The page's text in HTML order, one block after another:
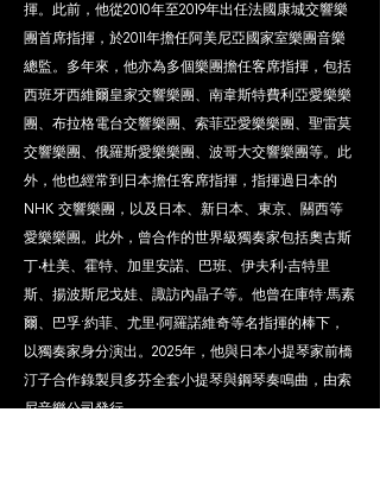
揮。此前，他從2010年至2019年出任法國康城交響樂
團首席指揮，於2011年擔任阿美尼亞國家室樂團音樂
總監。多年來，他亦為多個樂團擔任客席指揮，包括
西班牙西維爾皇家交響樂團、南韋斯特費利亞愛樂樂
團、布拉格電台交響樂團、索菲亞愛樂樂團、聖雷莫
交響樂團、俄羅斯愛樂樂團、波哥大交響樂團等。此
外，他也經常到日本擔任客席指揮，指揮過日本的
NHK 交響樂團，以及日本、新日本、東京、關西等
愛樂樂團。此外，曾合作的世界級獨奏家包括奧古斯
丁‧杜美、霍特、加里安諾、巴班、伊夫利‧吉特里
斯、揚波斯尼戈娃、諏訪內晶子等。他曾在庫特·馬素
爾、巴孚·約菲、尤里‧阿羅諾維奇等名指揮的棒下，
以獨奏家身分演出。2025年，他與日本小提琴家前橋
汀子合作錄製貝多芬全套小提琴與鋼琴奏鳴曲，由索
尼音樂公司發行。